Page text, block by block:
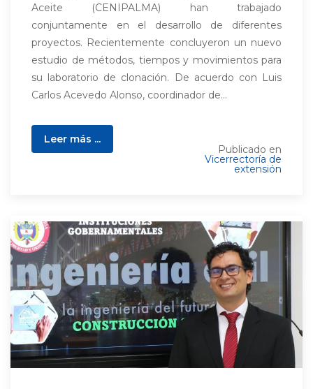
Aceite (CENIPALMA) han trabajado
conjuntamente en el desarrollo de diferentes
proyectos. Recientemente concluyeron un nuevo
estudio de métodos, tiempos y movimientos para
su laboratorio de clonación. De acuerdo con Luis
Carlos Acevedo Alonso, coordinador de...
Leer más ...
Publicado en
Vicerrectoría de
extensión